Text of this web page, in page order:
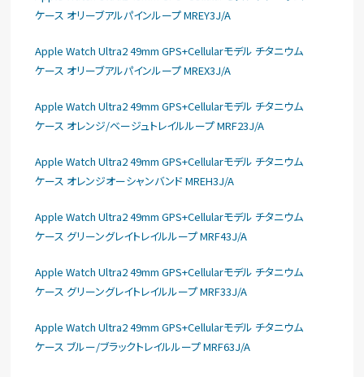
ケース オリーブアルパインループ MREY3J/A
Apple Watch Ultra2 49mm GPS+Cellularモデル チタニウム
ケース オリーブアルパインループ MREX3J/A
Apple Watch Ultra2 49mm GPS+Cellularモデル チタニウム
ケース オレンジ/ベージュトレイルループ MRF23J/A
Apple Watch Ultra2 49mm GPS+Cellularモデル チタニウム
ケース オレンジオーシャンバンド MREH3J/A
Apple Watch Ultra2 49mm GPS+Cellularモデル チタニウム
ケース グリーングレイトレイルループ MRF43J/A
Apple Watch Ultra2 49mm GPS+Cellularモデル チタニウム
ケース グリーングレイトレイルループ MRF33J/A
Apple Watch Ultra2 49mm GPS+Cellularモデル チタニウム
ケース ブルー/ブラックトレイルループ MRF63J/A